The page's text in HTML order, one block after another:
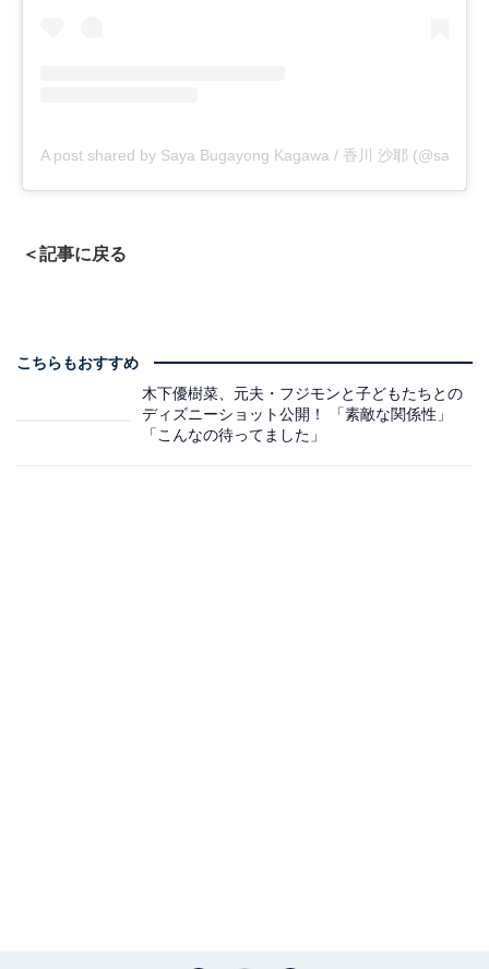
A post shared by Saya Bugayong Kagawa / 香川 沙耶
＜記事に戻る
こちらもおすすめ
木下優樹菜、元夫・フジモンと子どもたちとの
ディズニーショット公開！ 「素敵な関係性」
「こんなの待ってました」